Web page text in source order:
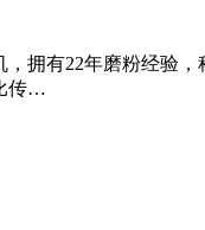
拥有22年磨粉经验
传…